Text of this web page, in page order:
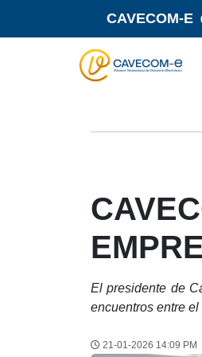
CAVECOM-E
El presidente de
encuentros entre
21-01-2026 14:09 PM